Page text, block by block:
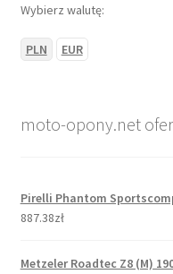
Wybierz walutę:
PLN EUR
moto-opony.net
Pirelli Phantom
887.38zł
Metzeler Roadtec Z8 (M)